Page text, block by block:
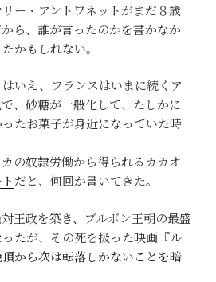
ー・アントワネットがまだ８歳
ら、誰が言ったのかを書かなか
かもしれない。
いえ、フランスはいまに続くア
、砂糖が一般化して、たしかに
たお菓子が身近になっていた時
の奴隷労働から得られるカカオ
だと、何回か書いてきた。
王政を築き、ブルボン王朝の最盛
たが、その死を扱った映画 『ル
から次は転落しかないことを暗